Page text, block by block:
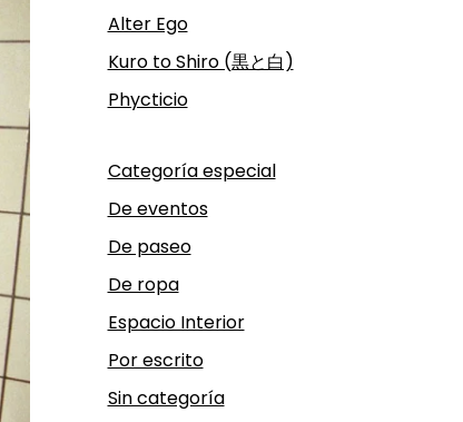
Alter Ego
Kuro to Shiro (黒と白)
Phycticio
Categoría especial
De eventos
De paseo
De ropa
Espacio Interior
Por escrito
Sin categoría